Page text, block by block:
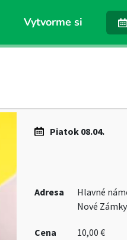
Vytvorme si
Piatok08.04.
Adresa
Hlavné
Nové Zámky
Cena
10,00 €